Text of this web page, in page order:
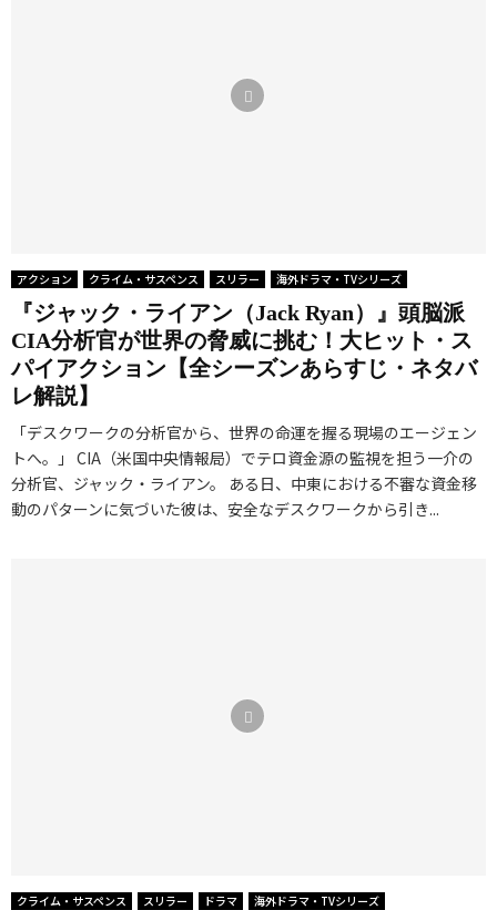
アクション クライム・サスペンス スリラー 海外ドラマ・TVシリーズ
『ジャック・ライアン（Jack Ryan）』頭脳派
CIA分析官が世界の脅威に挑む！大ヒット・ス
パイアクション【全シーズンあらすじ・ネタバ
レ解説】
「デスクワークの分析官から、世界の命運を握る現場のエージェン
トへ。」 CIA（米国中央情報局）でテロ資金源の監視を担う一介の
分析官、ジャック・ライアン。 ある日、中東における不審な資金移
動のパターンに気づいた彼は、安全なデスクワークから引き...
クライム・サスペンス スリラー ドラマ 海外ドラマ・TVシリーズ